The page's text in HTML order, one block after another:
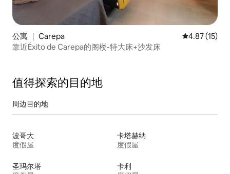
公寓 ｜ Carepa 平均评分
4.87 (15)
靠近Éxito de Carepa的阁楼-特大床+沙发床
值得探索的目的地
周边目的地
波哥大
度假屋
卡塔赫纳
度假屋
圣玛尔塔
卡利